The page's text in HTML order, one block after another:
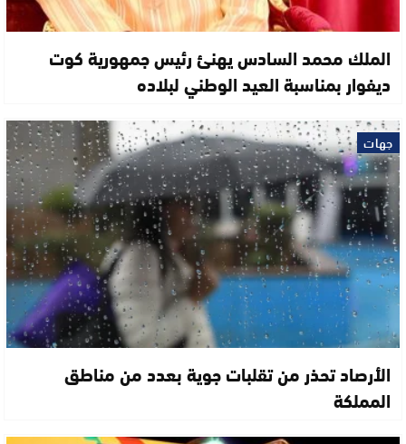
الملك محمد السادس يهنئ رئيس جمهورية كوت
ديفوار بمناسبة العيد الوطني لبلاده
جهات
الأرصاد تحذر من تقلبات جوية بعدد من مناطق
المملكة